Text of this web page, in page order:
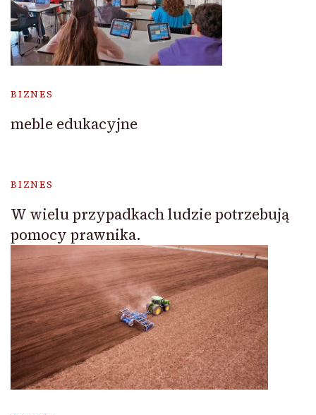
BIZNES
meble edukacyjne
BIZNES
W wielu przypadkach ludzie potrzebują
pomocy prawnika.